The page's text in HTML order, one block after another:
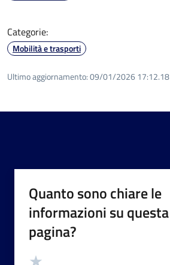
Categorie:
Mobilità e trasporti
Ultimo aggiornamento:09/01/2026 17:12.18
Quanto sono chiare le
informazioni su questa
pagina?
Valutazione